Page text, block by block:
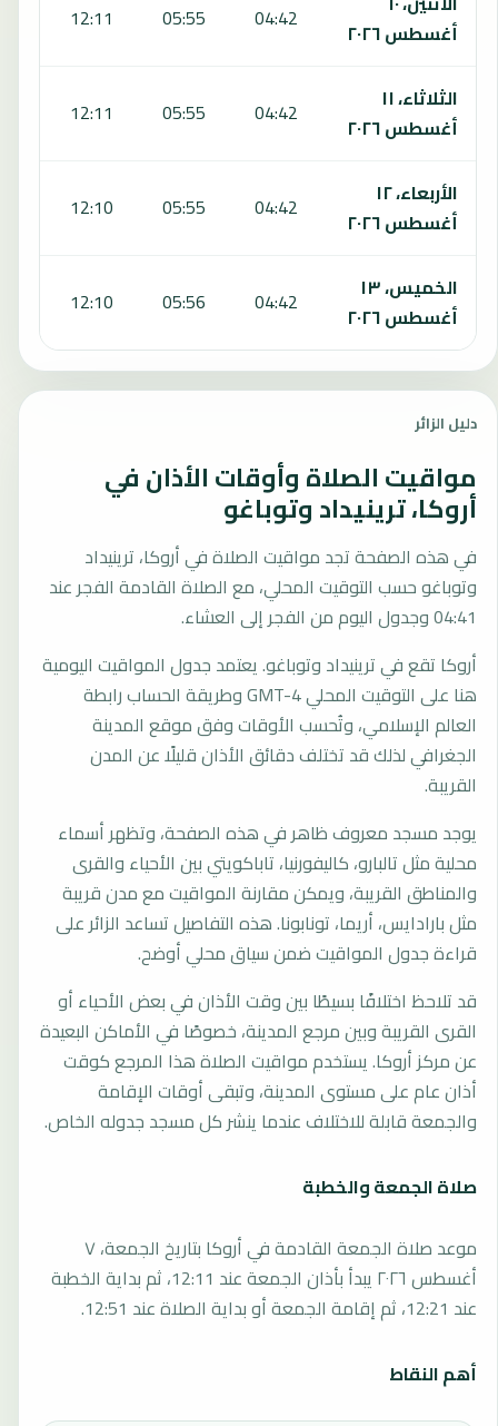
أغسطس ٢٠٢٦
04:42
05:55
12:11
الثلاثاء، ١١
أغسطس ٢٠٢٦
04:42
05:55
12:11
الأربعاء، ١٢
أغسطس ٢٠٢٦
04:42
05:55
12:10
الخميس، ١٣
أغسطس ٢٠٢٦
04:42
05:56
12:10
دليل الزائر
مواقيت الصلاة وأوقات الأذان في
أروكا، ترينيداد وتوباغو
في هذه الصفحة تجد مواقيت الصلاة في أروكا، ترينيداد
وتوباغو حسب التوقيت المحلي، مع الصلاة القادمة الفجر عند
04:41 وجدول اليوم من الفجر إلى العشاء.
أروكا تقع في ترينيداد وتوباغو. يعتمد جدول المواقيت اليومية
هنا على التوقيت المحلي GMT-4 وطريقة الحساب رابطة
العالم الإسلامي، وتُحسب الأوقات وفق موقع المدينة
الجغرافي لذلك قد تختلف دقائق الأذان قليلًا عن المدن
القريبة.
يوجد مسجد معروف ظاهر في هذه الصفحة، وتظهر أسماء
محلية مثل تالبارو، كاليفورنيا، تاباكويتي بين الأحياء والقرى
والمناطق القريبة، ويمكن مقارنة المواقيت مع مدن قريبة
مثل بارادايس، أريما، تونابونا. هذه التفاصيل تساعد الزائر على
قراءة جدول المواقيت ضمن سياق محلي أوضح.
قد تلاحظ اختلافًا بسيطًا بين وقت الأذان في بعض الأحياء أو
القرى القريبة وبين مرجع المدينة، خصوصًا في الأماكن البعيدة
عن مركز أروكا. يستخدم مواقيت الصلاة هذا المرجع كوقت
أذان عام على مستوى المدينة، وتبقى أوقات الإقامة
والجمعة قابلة للاختلاف عندما ينشر كل مسجد جدوله الخاص.
صلاة الجمعة والخطبة
موعد صلاة الجمعة القادمة في أروكا بتاريخ الجمعة، ٧
أغسطس ٢٠٢٦ يبدأ بأذان الجمعة عند 12:11، ثم بداية الخطبة
عند 12:21، ثم إقامة الجمعة أو بداية الصلاة عند 12:51.
أهم النقاط